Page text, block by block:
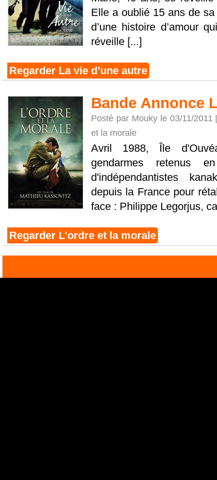
Elle a oublié 15 ans de
d’une histoire d’amour
réveille [...]
Regarder La vie d’une autre
Bande Annonce
Posté par Mouky le 03/11/
et la morale
Avril 1988, Île
gendarmes retenus
d'indépendantistes
depuis la France pour
face : Philippe Legorjus,
Regarder L’ordre et la morale